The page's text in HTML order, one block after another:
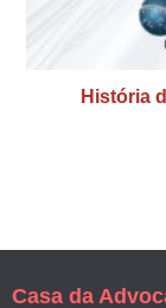
História
Casa da